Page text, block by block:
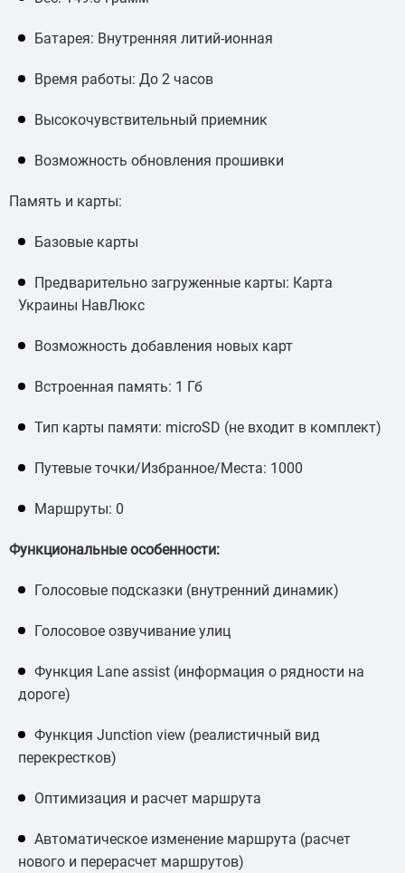
Батарея: Внутренняя литий-ионная
Время работы: До 2 часов
Высокочувствительный приемник
Возможность обновления прошивки
Память и карты:
Базовые карты
Предварительно загруженные карты: Карта
Украины НавЛюкс
Возможность добавления новых карт
Встроенная память: 1 Гб
Тип карты памяти: microSD (не входит в комплект)
Путевые точки/Избранное/Места: 1000
Маршруты: 0
Функциональные особенности:
Голосовые подсказки (внутренний динамик)
Голосовое озвучивание улиц
Функция Lane assist (информация о рядности на
дороге)
Функция Junction view (реалистичный вид
перекрестков)
Оптимизация и расчет маршрута
Автоматическое изменение маршрута (расчет
нового и перерасчет маршрутов)